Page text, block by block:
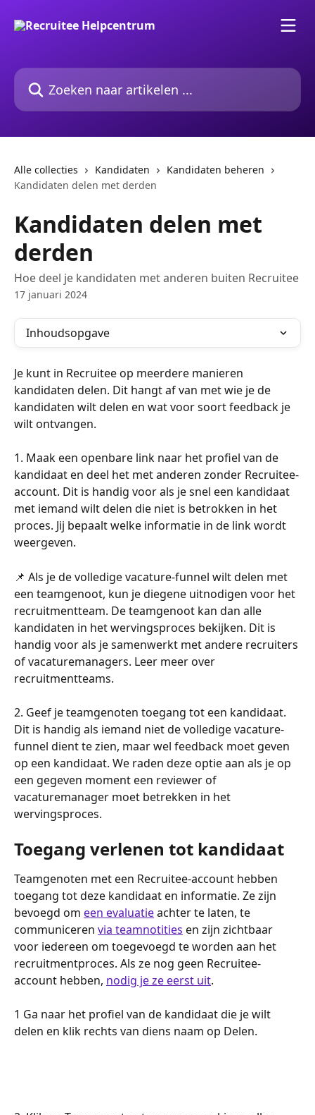
Zoeken naar artikelen ...
Alle collecties Kandidaten
Kandidaten beheren
Kandidaten delen met derden
Kandidaten delen met
derden
Hoe deel je kandidaten met anderen buiten Recruitee
17 januari 2024
Inhoudsopgave
Je kunt in Recruitee op meerdere manieren
kandidaten delen. Dit hangt af van met wie je de
kandidaten wilt delen en wat voor soort feedback je
wilt ontvangen.
1. Maak een openbare link naar het profiel van de
kandidaat en deel het met anderen zonder Recruitee-
account. Dit is handig voor als je snel een kandidaat
met iemand wilt delen die niet is betrokken in het
proces. Jij bepaalt welke informatie in de link wordt
weergeven.
📌 Als je de volledige vacature-funnel wilt delen met
een teamgenoot, kun je diegene uitnodigen voor het
recruitmentteam. De teamgenoot kan dan alle
kandidaten in het wervingsproces bekijken. Dit is
handig voor als je samenwerkt met andere recruiters
of vacaturemanagers. Leer meer over
recruitmentteams.
2. Geef je teamgenoten toegang tot een kandidaat.
Dit is handig als iemand niet de volledige vacature-
funnel dient te zien, maar wel feedback moet geven
op een kandidaat. We raden deze optie aan als je op
een gegeven moment een reviewer of
vacaturemanager moet betrekken in het
wervingsproces.
Toegang verlenen tot kandidaat
Teamgenoten met een Recruitee-account hebben
toegang tot deze kandidaat en informatie. Ze zijn
bevoegd om een evaluatie achter te laten, te
communiceren via teamnotities en zijn zichtbaar
voor iedereen om toegevoegd te worden aan het
recruitmentproces. Als ze nog geen Recruitee-
account hebben, nodig je ze eerst uit.
1 Ga naar het profiel van de kandidaat die je wilt
delen en klik rechts van diens naam op Delen.